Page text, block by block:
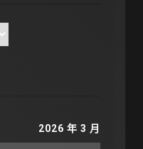
2026 年 3 月